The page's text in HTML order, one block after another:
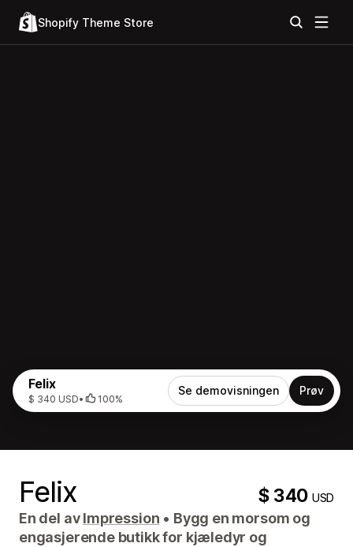
Shopify Theme Store
Felix
$ 340 USD• 100%
Se demovisningen Prøv
Felix $ 340USD
En del avImpression • Bygg en morsom og
engasjerende butikk for kjæledyr og